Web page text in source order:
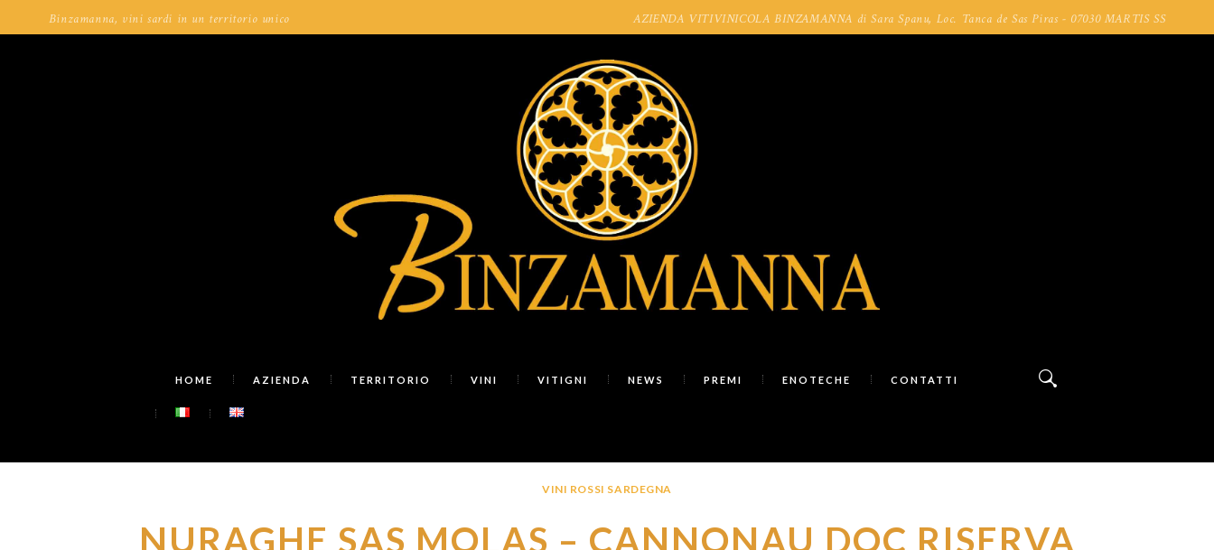
Binzamanna, vini sardi in un territorio unico AZIENDA VITIVINICOLA BINZAMANNA di Sara Spanu, Loc. Tanca de Sas Piras - 07030 MARTIS SS
HOME AZIENDA TERRITORIO VINI VITIGNI NEWS PREMI ENOTECHE CONTATTI
VINI ROSSI SARDEGNA
NURAGHE SAS MOLAS – CANNONAU DOC RISERVA